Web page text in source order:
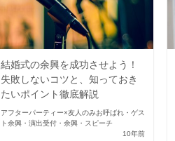
結婚式の余興を成功させよう！
失敗しないコツと、知っておき
たいポイント徹底解説
アフターパーティー×友人のみお呼ばれ・ゲス
ト余興・演出受付・余興・スピーチ
10年前